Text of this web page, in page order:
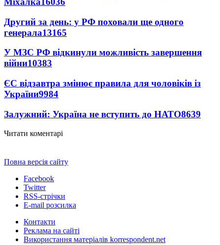
Другий за день: у РФ поховали ще одного
генерала13165
У МЗС РФ відкинули можливість завершення
війни10383
ЄС відзавтра змінює правила для чоловіків із
України9984
Залужний: Україна не вступить до НАТО8639
Читати коментарі
Повна версія сайту
Facebook
Twitter
RSS-стрічки
E-mail розсилка
Контакти
Реклама на сайті
Використання матеріалів korrespondent.net